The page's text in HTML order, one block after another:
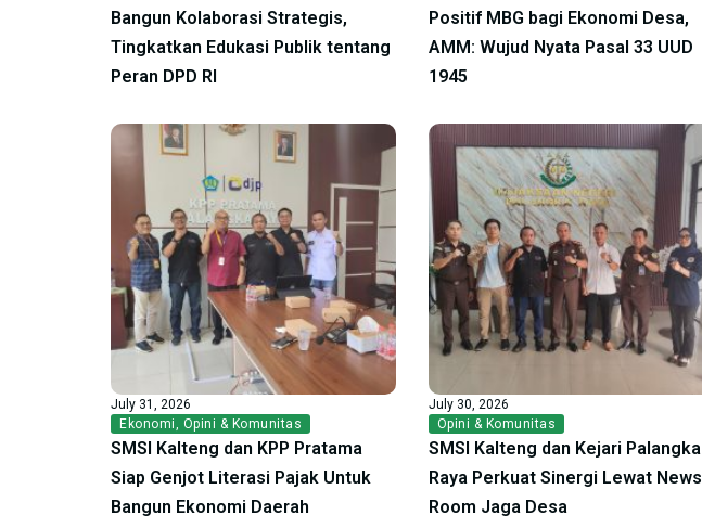
Bangun Kolaborasi Strategis,
Tingkatkan Edukasi Publik tentang
Peran DPD RI
Positif MBG bagi Ekonomi Desa,
AMM: Wujud Nyata Pasal 33 UUD
1945
July 31, 2026
Ekonomi
Opini & Komunitas
SMSI Kalteng dan KPP Pratama
Siap Genjot Literasi Pajak Untuk
Bangun Ekonomi Daerah
July 30, 2026
Opini & Komunitas
SMSI Kalteng dan Kejari Palangka
Raya Perkuat Sinergi Lewat News
Room Jaga Desa